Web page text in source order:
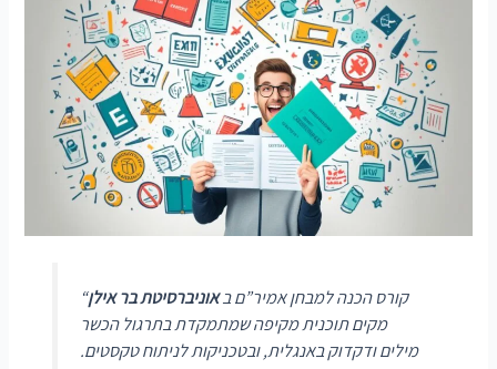
“קורס הכנה למבחן אמיר”ם באוניברסיטת בר אילן
מקים תוכנית מקיפה שמתמקדת בתרגול הכשר
מילים ודקדוק באנגלית, ובטכניקות לניתוח טקסטים.